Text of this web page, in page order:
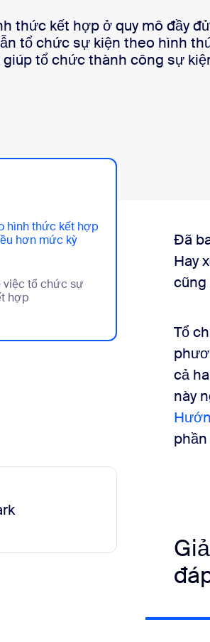
thức kết hợp ở quy mô đầy
tổ chức sự kiện theo hình
tổ chức thành công sự
hình thức kết hợp
hơn mức kỳ
theo hình thức kết hợp giúp bạn đáp
việc tổ chức sự
hợp
đủ về việc tổ chức sự kiện theo hình
Đã
Hay
cũng
Tổ
cả
này